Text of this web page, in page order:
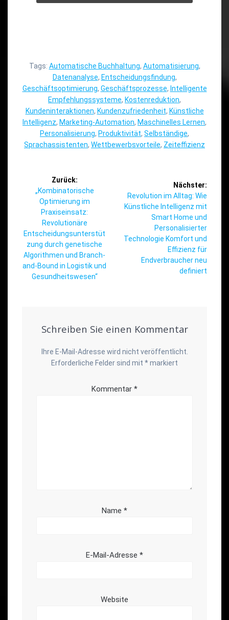
Tags: Automatische Buchhaltung, Automatisierung,
Datenanalyse, Entscheidungsfindung,
Geschäftsoptimierung, Geschäftsprozesse, Intelligente
Empfehlungssysteme, Kostenreduktion,
Kundeninteraktionen, Kundenzufriedenheit, Künstliche
Intelligenz, Marketing-Automation, Maschinelles Lernen,
Personalisierung, Produktivität, Selbständige,
Sprachassistenten, Wettbewerbsvorteile, Zeiteffizienz
Beitragsnavigation
Zurück:
Vorheriger
Beitrag:
„Kombinatorische
Optimierung im
Praxiseinsatz:
Revolutionäre
Entscheidungsunterstüt
zung durch genetische
Algorithmen und Branch-
and-Bound in Logistik und
Gesundheitswesen“
Nächster:
Nächster
Beitrag:
Revolution im Alltag: Wie
Künstliche Intelligenz mit
Smart Home und
Personalisierter
Technologie Komfort und
Effizienz für
Endverbraucher neu
definiert
Schreiben Sie einen Kommentar
Ihre E-Mail-Adresse wird nicht veröffentlicht.
Erforderliche Felder sind mit *markiert
Kommentar *
Name *
E-Mail-Adresse *
Website